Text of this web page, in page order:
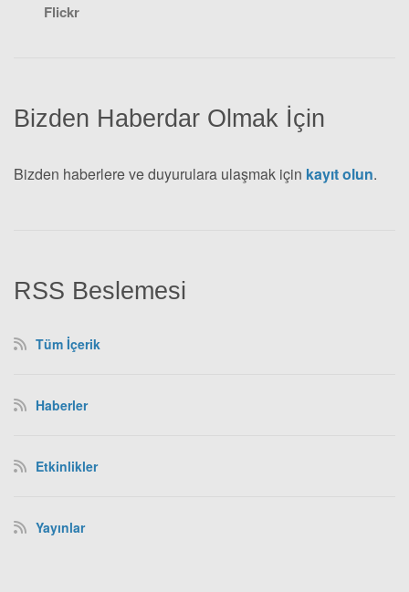
RSS Beslemesi
Tüm İçerik
Haberler
Etkinlikler
Yayınlar
Bizden Haberdar Olmak İçin
Bizden haberlere ve duyurulara ulaşmak için kayıt olun.
Flickr